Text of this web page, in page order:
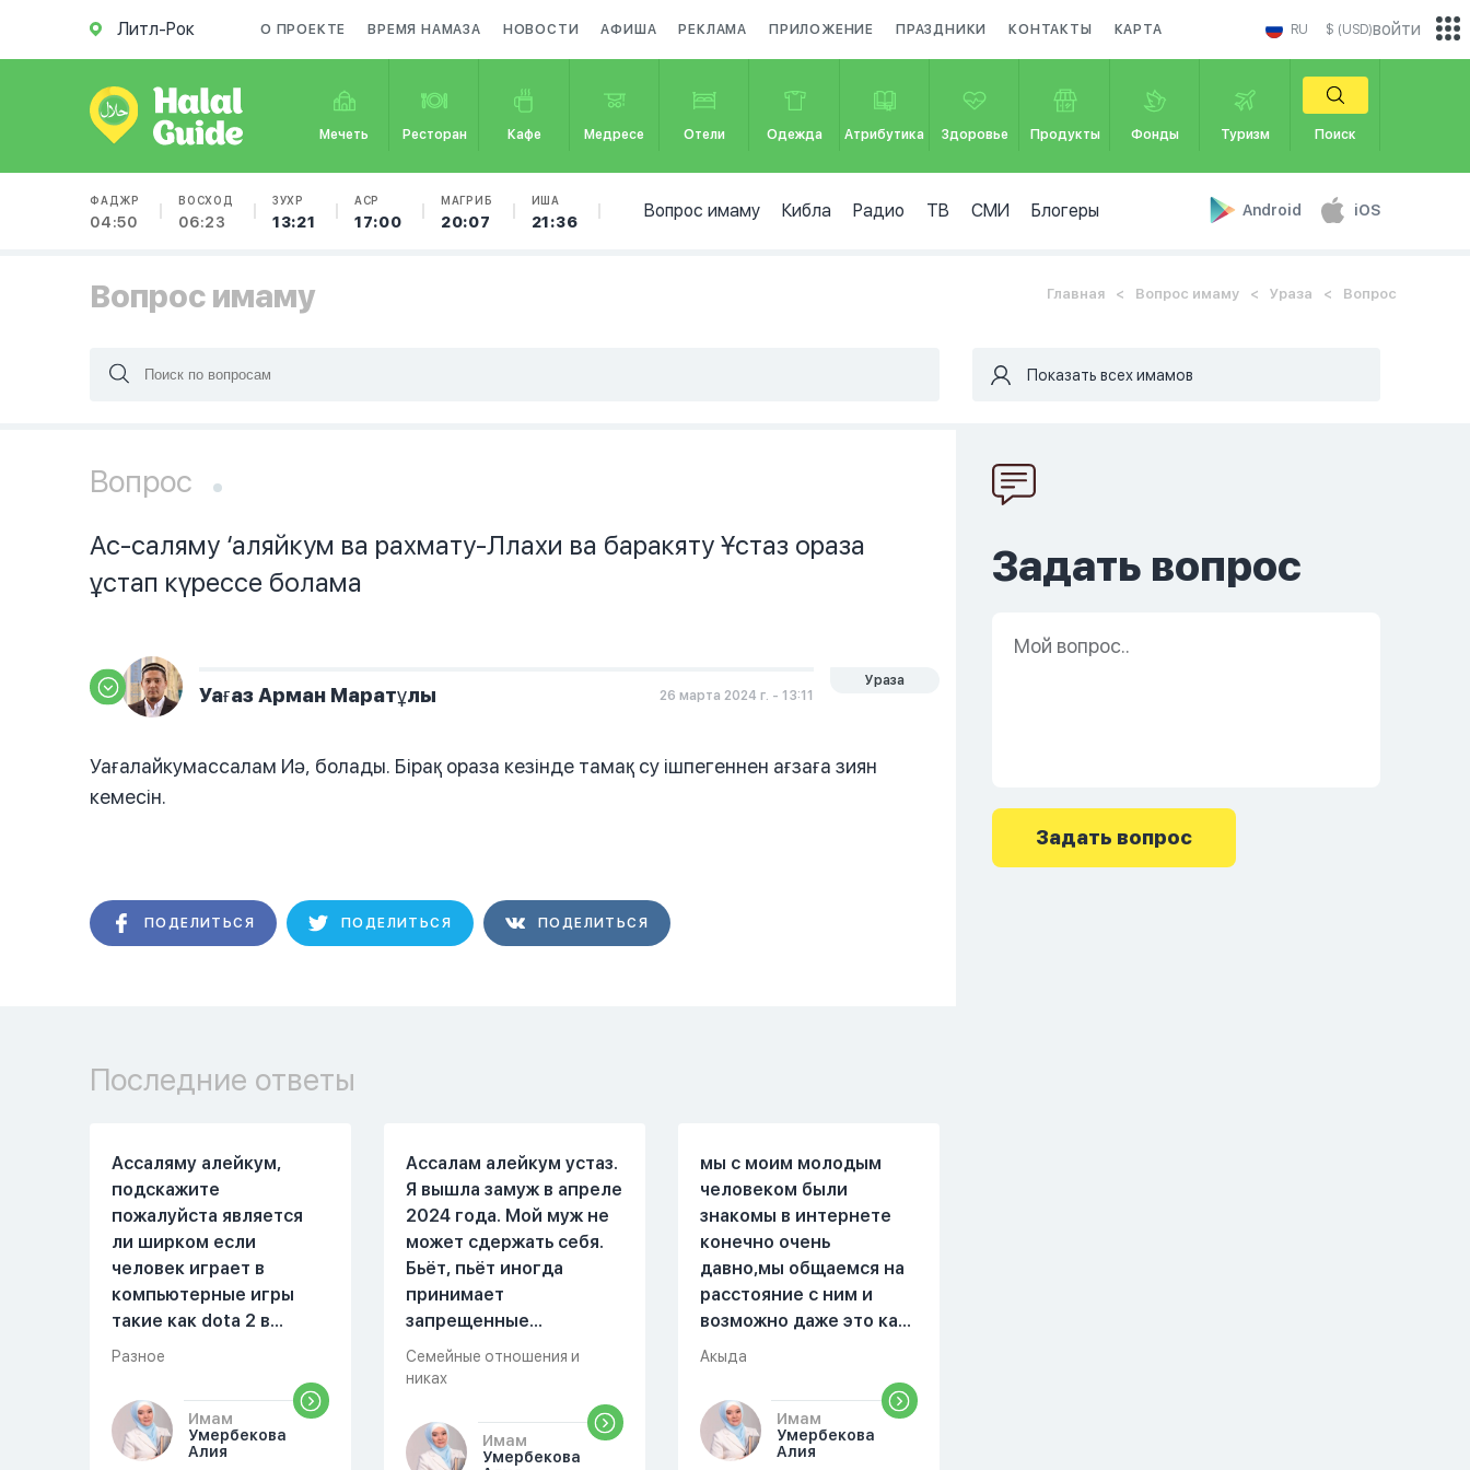
Литл-Рок О ПРОЕКТЕ ВРЕМЯ НАМАЗА НОВОСТИ АФИША РЕКЛАМА ПРИЛОЖЕНИЕ ПРАЗДНИКИ КОНТАКТЫ КАРТА RU $ (USD)
Мечеть Ресторан Кафе Медресе Отели Одежда Атрибутика Здоровье Продукты Фонды Туризм Поиск
ФАДЖР
04:50
ВОСХОД
06:23
ЗУХР
13:21
АСР
17:00
МАГРИБ
20:07
ИША
21:36
Вопрос имаму Кибла Радио ТВ СМИ Блогеры Android iOS
войти
Вопрос имаму Главная Вопрос имаму Ураза Вопрос
Показать всех имамов
Вопрос
Ас-саляму ‘аляйкум ва рахмату-Ллахи ва баракяту Ұстаз ораза
ұстап күрессе болама
Уағаз Арман Маратұлы 26 марта 2024 г. - 13:11
Ураза
Уағалайкумассалам Иә, болады. Бірақ ораза кезінде тамақ су ішпегеннен ағзаға зиян
кемесін.
ПОДЕЛИТЬСЯ ПОДЕЛИТЬСЯ ПОДЕЛИТЬСЯ
Задать вопрос
Последние ответы
Ассаляму алейкум,
подскажите
пожалуйста является
ли ширком если
человек играет в
компьютерные игры
такие как dota 2 в
которых присутствует
идолопоклонство,
такие надписи как
«богоподобие»,
Разное
Имам
Умербекова
Алия
Ассалам алейкум устаз.
Я вышла замуж в апреле
2024 года. Мой муж не
может сдержать себя.
Бьёт, пьёт иногда
принимает
запрещенные
вещества. Он стал
избивать меня уже на
совместной жизни.
Причины были разные."
Семейные отношения и
никах
Имам
Умербекова
мы с моим молодым
человеком были
знакомы в интернете
конечно очень
давно,мы общаемся на
расстояние с ним и
возможно даже это как
то помешало,знаю о 17
прочитать два раза
истихар намаз,первый
раз я прочитала до
Акыда
Имам
Умербекова
Алия